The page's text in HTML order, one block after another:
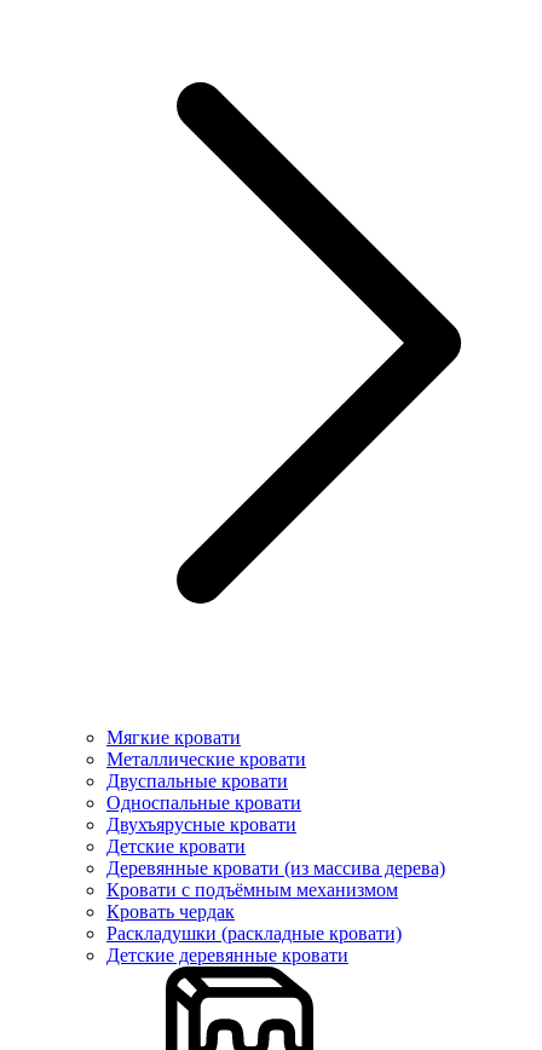
Мягкие кровати
Металлические кровати
Двуспальные кровати
Односпальные кровати
Двухъярусные кровати
Детские кровати
Деревянные кровати (из массива дерева)
Кровати с подъёмным механизмом
Кровать чердак
Раскладушки (раскладные кровати)
Детские деревянные кровати